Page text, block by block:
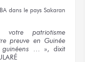
dans le pays Sakaran
votre patriotisme
preuve en Guinée
guinéens … », dixit